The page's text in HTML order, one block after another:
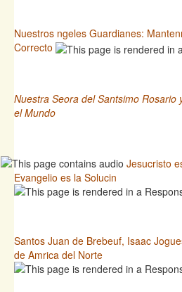
Nuestros ngeles Guardianes:
Correcto
Nuestra Seora del Santsimo Rosario
el Mundo
Jesucristo
Evangelio es la Solucin
Santos Juan de Brebeuf, Isaac
de Amrica del Norte